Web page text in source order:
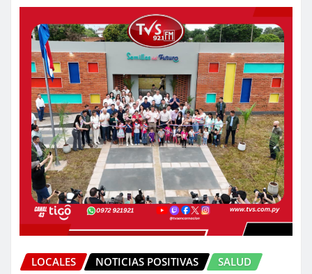
LOCALES NOTICIAS POSITIVAS SALUD